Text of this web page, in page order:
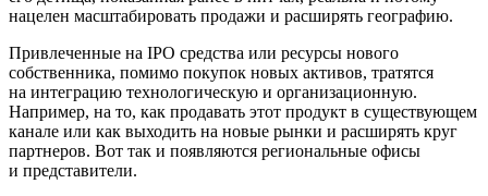
нацелен масштабировать продажи и расширять географию.
Привлеченные на IPO средства или ресурсы нового
собственника, помимо покупок новых активов, тратятся
на интеграцию технологическую и организационную.
Например, на то, как продавать этот продукт в существующем
канале или как выходить на новые рынки и расширять круг
партнеров. Вот так и появляются региональные офисы
и представители.